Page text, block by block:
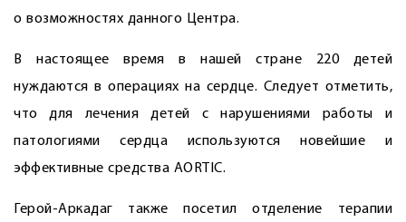
о возможностях данного Центра.
В настоящее время в нашей стране 220 детей
нуждаются в операциях на сердце. Следует отметить,
что для лечения детей с нарушениями работы и
патологиями сердца используются новейшие и
эффективные средства AORTIC.
Герой-Аркадаг также посетил отделение терапии